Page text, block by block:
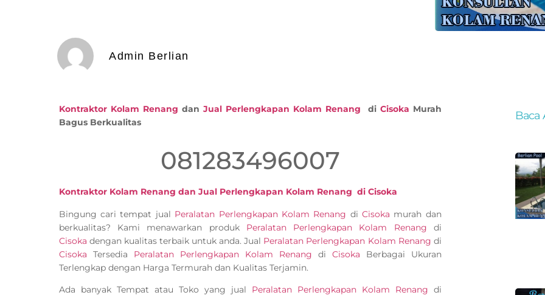
Admin Berlian
Kontraktor Kolam Renang dan Jual Perlengkapan Kolam Renang di Cisoka Murah
Bagus Berkualitas
081283496007
Kontraktor Kolam Renang dan Jual Perlengkapan Kolam Renang di Cisoka
Bingung cari tempat jual Peralatan Perlengkapan Kolam Renang diCisoka murah dan
berkualitas? Kami menawarkan produk Peralatan Perlengkapan Kolam Renang di
Cisoka dengan kualitas terbaik untuk anda. Jual Peralatan Perlengkapan Kolam Renang di
Cisoka Tersedia Peralatan Perlengkapan Kolam Renang di Cisoka Berbagai Ukuran
Terlengkap dengan Harga Termurah dan Kualitas Terjamin.
Ada banyak Tempat atau Toko yang jual Peralatan Perlengkapan Kolam Renang di
Baca